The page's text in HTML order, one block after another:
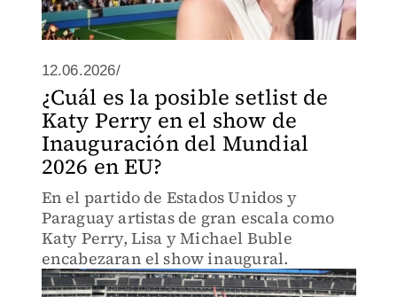
12.06.2026/
¿Cuál es la posible setlist de
Katy Perry en el show de
Inauguración del Mundial
2026 en EU?
En el partido de Estados Unidos y
Paraguay artistas de gran escala como
Katy Perry, Lisa y Michael Buble
encabezaran el show inaugural.